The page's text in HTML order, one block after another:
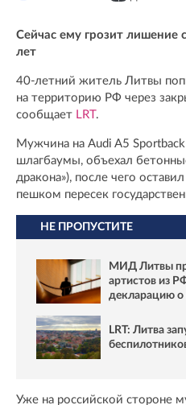
Сейчас ему грозит лишение
лет
40-летний житель Литвы
на территорию РФ через
сообщает LRT.
Мужчина на Audi A5 Sportback
шлагбаумы, объехал
дракона»), после чего
пешком пересек
НЕ ПРОПУСТИТЕ
МИД Литвы
артистов из
декларацию
LRT: Литва
Уже на российской стороне